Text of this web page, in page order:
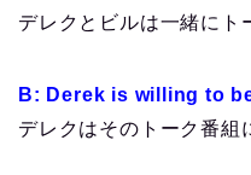
デレクとビルは一緒にト
B: Derek is willing to
デレクはそのトーク番組